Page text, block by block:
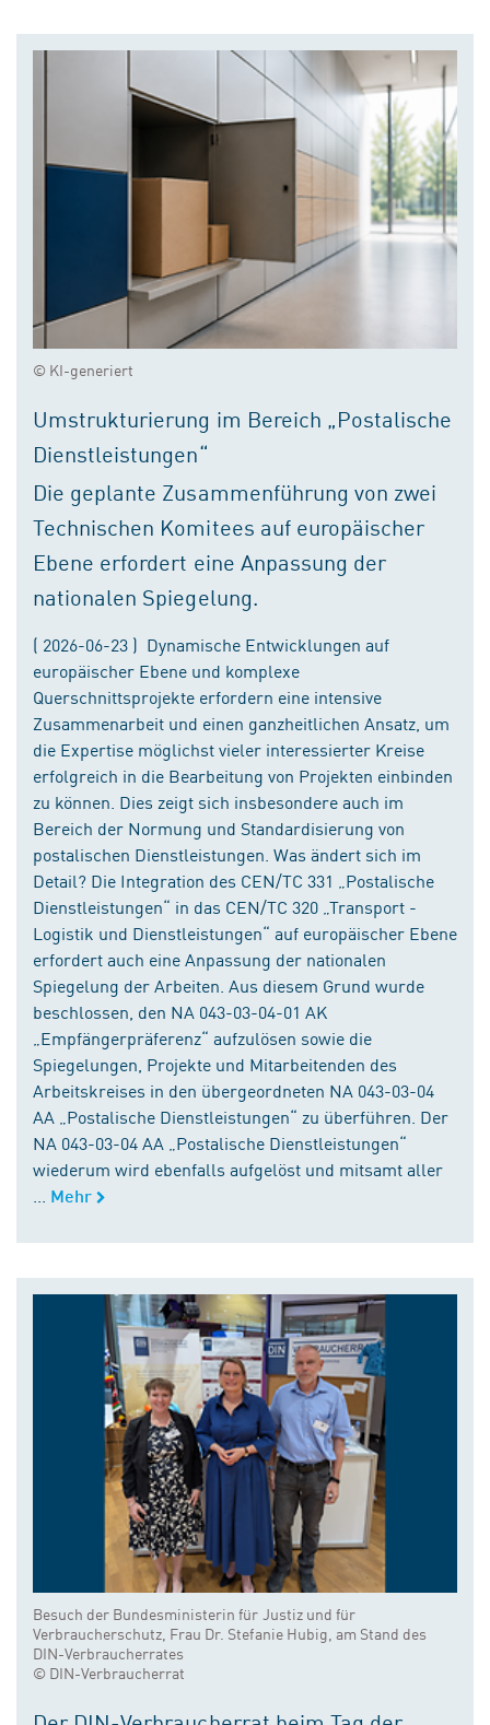
© KI-generiert
Umstrukturierung im Bereich „Postalische
Dienstleistungen“
Die geplante Zusammenführung von zwei
Technischen Komitees auf europäischer
Ebene erfordert eine Anpassung der
nationalen Spiegelung.
( 2026-06-23 ) Dynamische Entwicklungen auf
europäischer Ebene und komplexe
Querschnittsprojekte erfordern eine intensive
Zusammenarbeit und einen ganzheitlichen Ansatz, um
die Expertise möglichst vieler interessierter Kreise
erfolgreich in die Bearbeitung von Projekten einbinden
zu können. Dies zeigt sich insbesondere auch im
Bereich der Normung und Standardisierung von
postalischen Dienstleistungen. Was ändert sich im
Detail? Die Integration des CEN/TC 331 „Postalische
Dienstleistungen“ in das CEN/TC 320 „Transport -
Logistik und Dienstleistungen“ auf europäischer Ebene
erfordert auch eine Anpassung der nationalen
Spiegelung der Arbeiten. Aus diesem Grund wurde
beschlossen, den NA 043-03-04-01 AK
„Empfängerpräferenz“ aufzulösen sowie die
Spiegelungen, Projekte und Mitarbeitenden des
Arbeitskreises in den übergeordneten NA 043-03-04
AA „Postalische Dienstleistungen“ zu überführen. Der
NA 043-03-04 AA „Postalische Dienstleistungen“
wiederum wird ebenfalls aufgelöst und mitsamt aller
Mehr
Besuch der Bundesministerin für Justiz und für
Verbraucherschutz, Frau Dr. Stefanie Hubig, am Stand des
DIN-Verbraucherrates
© DIN-Verbraucherrat